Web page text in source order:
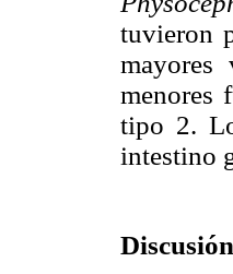
tuvieron
mayores
menores
tipo 2.
intestino
Discusión